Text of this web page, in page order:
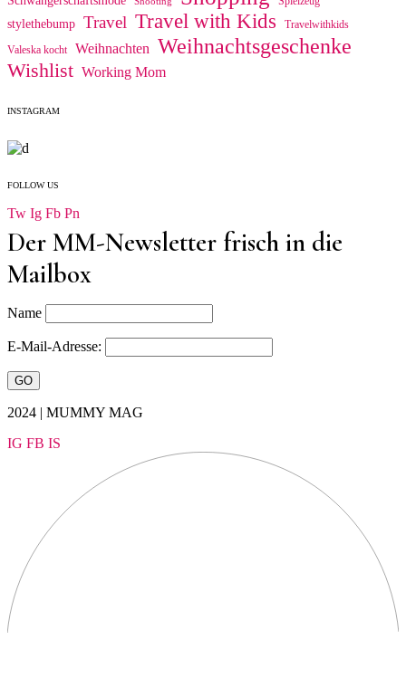
stylethebump Travel Travel with Kids Travelwithkids
Valeska kocht Weihnachten Weihnachtsgeschenke
Wishlist Working Mom
INSTAGRAM
FOLLOW US
Tw Ig Fb Pn
Der MM-Newsletter frisch in die
Mailbox
Name
E-Mail-Adresse:
2024 | MUMMY MAG
IG FB IS